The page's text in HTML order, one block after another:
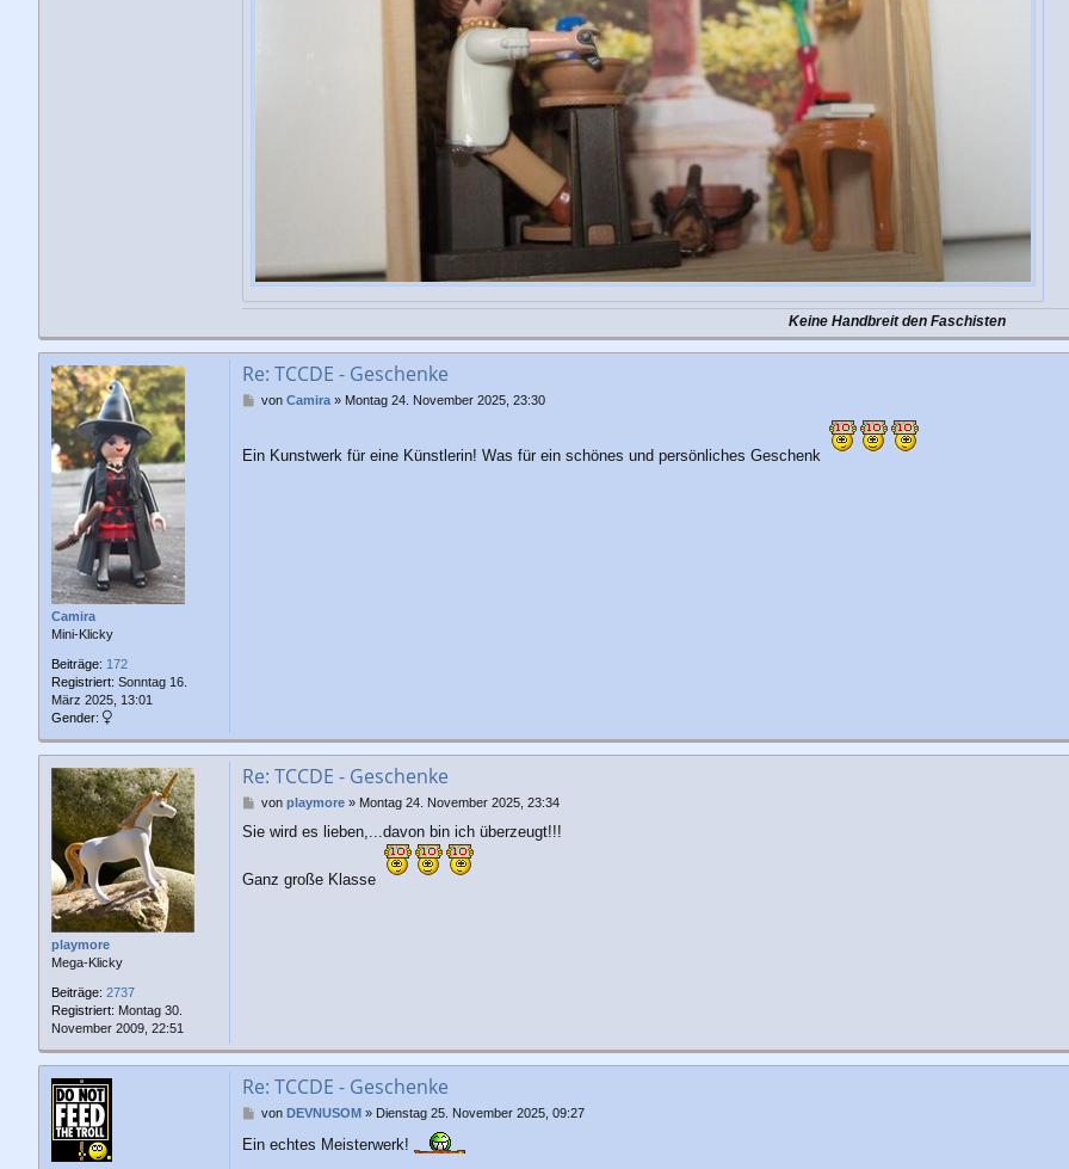
Keine Handbreit den Faschisten
Camira
Mini-Klicky
Beiträge: 172
Registriert: Sonntag 16.
März 2025, 13:01
Gender:
Re: TCCDE - Geschenke
B
t
von Camira» Montag 24. November 2025, 23:30
Ein Kunstwerk für eine Künstlerin! Was für ein schönes und persönliches Geschenk
playmore
Mega-Klicky
Beiträge: 2737
Registriert: Montag 30.
November 2009, 22:51
Re: TCCDE - Geschenke
B
i
von playmore» Montag 24. November 2025, 23:34
Sie wird es lieben,...davon bin ich überzeugt!!!
Ganz große Klasse
Re: TCCDE - Geschenke
B
i
von DEVNUSOM» Dienstag 25. November 2025, 09:27
Ein echtes Meisterwerk!